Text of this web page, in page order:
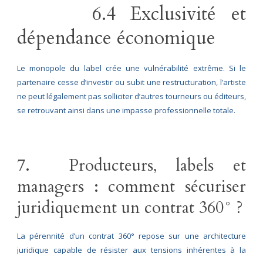
6.4 Exclusivité et
dépendance économique
Le monopole du label crée une vulnérabilité extrême. Si le
partenaire cesse d’investir ou subit une restructuration, l’artiste
ne peut légalement pas solliciter d’autres tourneurs ou éditeurs,
se retrouvant ainsi dans une impasse professionnelle totale.
7. Producteurs, labels et
managers : comment sécuriser
juridiquement un contrat 360° ?
La pérennité d’un contrat 360° repose sur une architecture
juridique capable de résister aux tensions inhérentes à la